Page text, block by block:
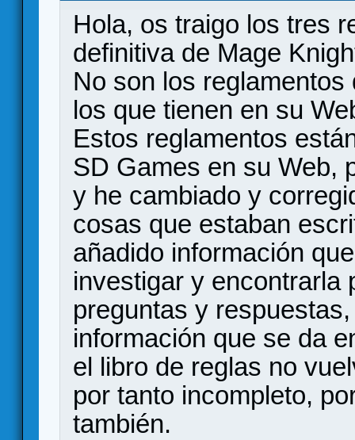
Hola, os traigo los tres
definitiva de Mage
No son los
los que tienen en su
Estos reglamentos
SD Games en su Web,
y he cambiado y
cosas que estaban
añadido información
investigar y encontrarla
preguntas y
información que se da
el libro de reglas no
por tanto incompleto,
también.